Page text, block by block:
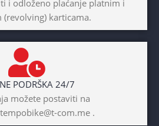
i odloženo plaćanje platnim i
(revolving) karticama.
PODRŠKA 24/7
možete postaviti na
com.me .